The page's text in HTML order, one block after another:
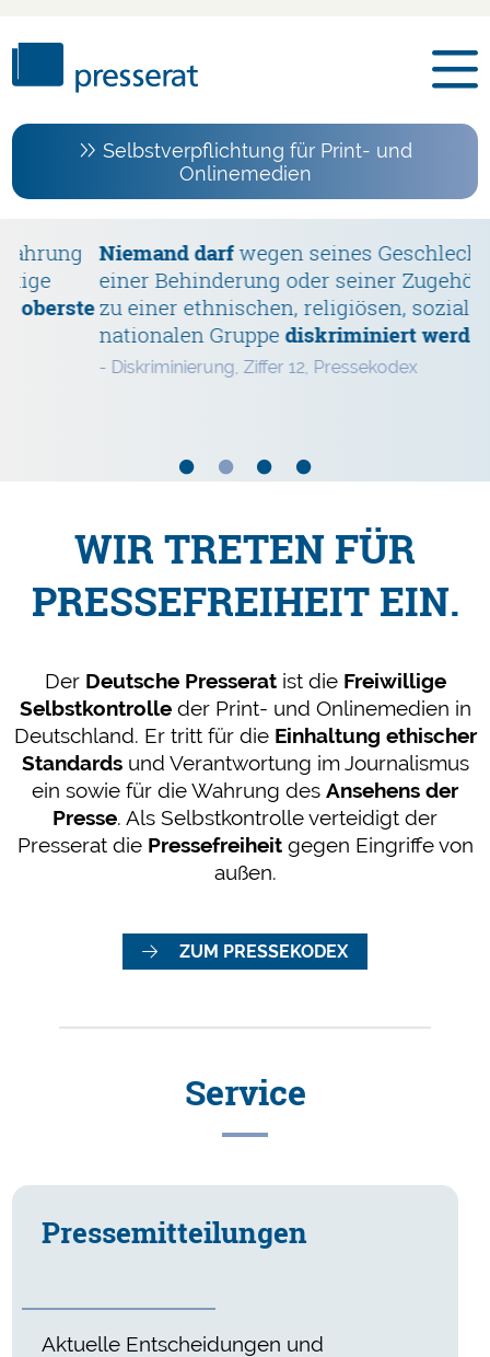
Selbstverpflichtung für Print- und
Onlinemedien
Niemand darfwegen seines Geschlechts,
einer Behinderung oder seiner Zugehörigkeit
zu einer ethnischen, religiösen, sozialen
nationalen Gruppediskriminiert werden.
- Diskriminierung, Ziffer 12, Pressekodex
• •••
WIR TRETEN FÜR
PRESSEFREIHEIT EIN.
Der Deutsche Presseratist die Freiwillige
Selbstkontrolleder Print- und Onlinemedien in
Deutschland. Er tritt für die Einhaltung ethischer
Standardsund Verantwortung im Journalismus
ein sowie für die Wahrung des Ansehens der
Presse. Als Selbstkontrolle verteidigt der
Presserat die Pressefreiheitgegen Eingriffe von
außen.
ZUM PRESSEKODEX
Service
Presse­mitteilungen
Aktuelle Entscheidungen und